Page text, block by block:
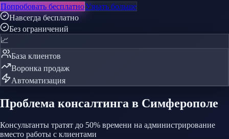
Попробовать бесплатноУзнать больше
Навсегда бесплатно
Без ограничений
📈
База клиентов
Воронка продаж
Автоматизация
Проблема консалтинга в Симферополе
Консультанты тратят до 50% времени на администрирование
вместо работы с клиентами